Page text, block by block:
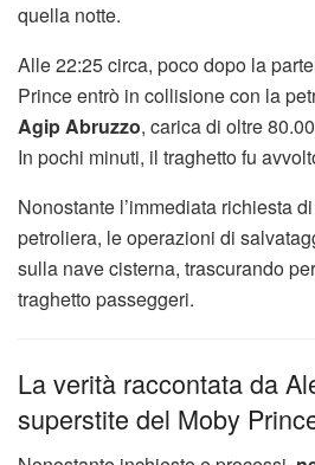
quella notte.
Alle 22:25 circa, poco dopo la
Prince entrò in collisione con la
Agip Abruzzo, carica di oltre
In pochi minuti, il traghetto fu
Nonostante l’immediata richiesta
petroliera, le operazioni di
sulla nave cisterna, trascurando
traghetto passeggeri.
La verità raccontata da
superstite del Moby